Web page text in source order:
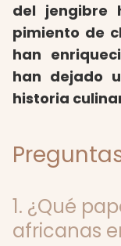
del jengibre
pimiento de
han
han dejado
historia
1. ¿Qué
africanas